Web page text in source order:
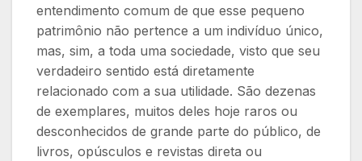
entendimento comum de que esse pequeno
patrimônio não pertence a um indivíduo único,
mas, sim, a toda uma sociedade, visto que seu
verdadeiro sentido está diretamente
relacionado com a sua utilidade. São dezenas
de exemplares, muitos deles hoje raros ou
desconhecidos de grande parte do público, de
livros, opúsculos e revistas direta ou